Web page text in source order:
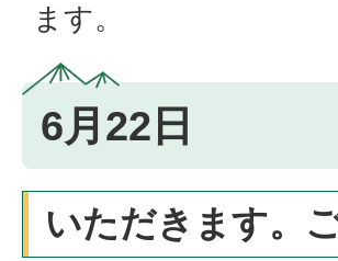
ます。
6月22日
いただきます。